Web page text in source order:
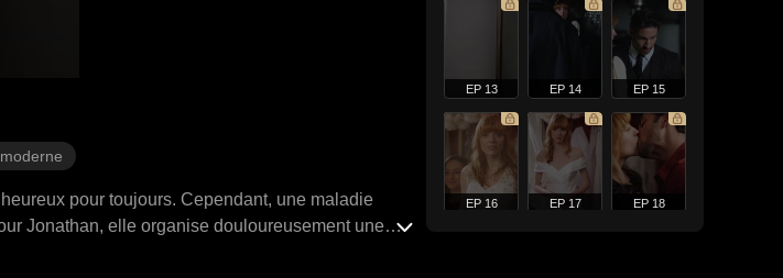
pour toujours. Cependant, une maladie
Jonathan, elle organise douloureusement une
EP 13 EP 14 EP 15
EP 16 EP 17 EP 18